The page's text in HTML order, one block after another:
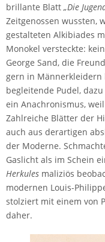
brillante Blatt „Die
Zeitgenossen wussten,
gestalteten Alkibiades
Monokel versteckte:
George Sand, die
gern in Männerkleidern
begleitende Pudel,
ein Anachronismus,
Zahlreiche Blätter der
auch aus derartigen
der Moderne.
Gaslicht als im Schein
Herkules maliziös
modernen Louis-
stolziert mit einem von
daher.